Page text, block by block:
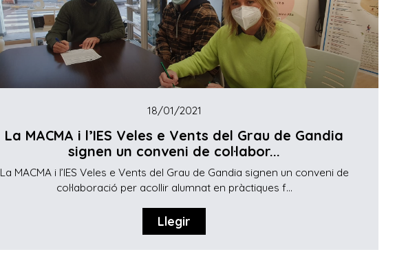
18/01/2021
La MACMA i l’IES Veles e Vents del Grau de Gandia
signen un conveni de col·labor...
La MACMA i l’IES Veles e Vents del Grau de Gandia signen un conveni de
col·laboració per acollir alumnat en pràctiques f...
Llegir